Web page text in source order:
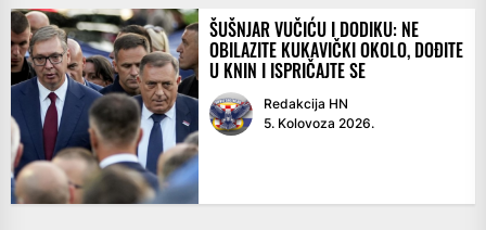
ŠUŠNJAR VUČIĆU I DODIKU: NE
OBILAZITE KUKAVIČKI OKOLO, DOĐITE
U KNIN I ISPRIČAJTE SE
Redakcija HN
5. Kolovoza 2026.